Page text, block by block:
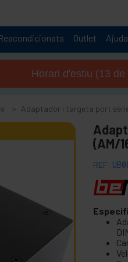
Outlet Ajuda
lel
Horari d'estiu (13
Adaptador i targeta port
(AM/
REF: